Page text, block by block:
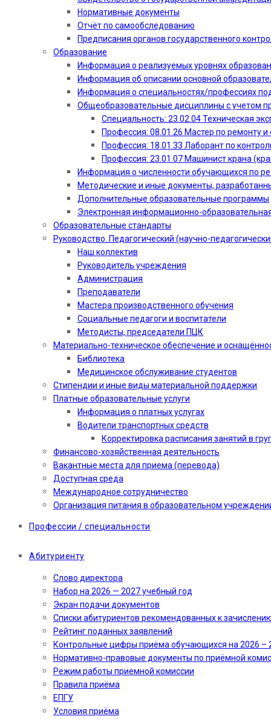
Нормативные документы
Отчёт по самообследованию
Предписания органов государственного
Образование
Информация о реализуемых уровнях
Информация об описании основной
Информация о специальностях/профессиях
Общеобразовательные дисциплины с учетом
Специальность: 23.02.04 Техническая
Профессия: 08.01.26 Мастер по ремонту
Профессия: 18.01.33 Лаборант по
Профессия: 23.01.07 Машинист крана
Информация о численности обучающихся по
Методические и иные документы,
Дополнительные образовательные программы
Электронная информационно-
Образовательные стандарты
Руководство. Педагогический (научно-
Наш коллектив
Руководитель учреждения
Администрация
Преподаватели
Мастера производственного обучения
Социальные педагоги и воспитатели​
Методисты, председатели ПЦК
Материально-техническое обеспечение и
Библиотека
Медицинское обслуживание студентов
Стипендии и иные виды материальной поддержки
Платные образовательные услуги
Информация о платных услугах
Водители транспортных средств
Корректировка расписания занятий в
Финансово-хозяйственная деятельность
Вакантные места для приема (перевода)
Доступная среда
Международное сотрудничество
Организация питания в образовательном
Профессии / специальности
Абитуриенту
Слово директора
Набор на 2026 — 2027 учебный год
Экран подачи документов
Cписки абитуриентов рекомендованных к
Рейтинг поданных заявлений
Контрольные цифры приёма обучающихся на 2026 –
Нормативно-правовые документы по приёмной
Режим работы приемной комиссии
Правила приёма
ЕПГУ
Условия приёма